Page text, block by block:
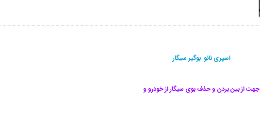
اسپری نانو بوگیر سیگار
جهت از بین بردن و حذف بوی سیگار از خودرو و